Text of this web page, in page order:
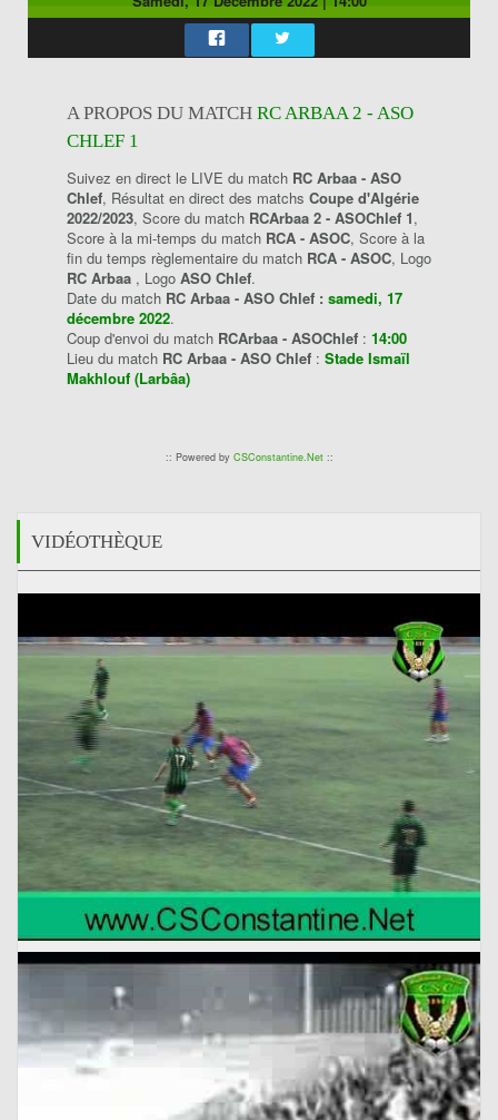
A PROPOS DU MATCH RC ARBAA 2 - ASO
CHLEF 1
Suivez en direct le LIVE du match RC Arbaa - ASO
Chlef, Résultat en direct des matchs Coupe d'Algérie
2022/2023, Score du match RCArbaa 2 - ASOChlef 1,
Score à la mi-temps du match RCA - ASOC, Score à la
fin du temps règlementaire du match RCA - ASOC, Logo
RC Arbaa , Logo ASO Chlef.
Date du match RC Arbaa - ASO Chlef : samedi, 17
décembre 2022.
Coup d'envoi du match RCArbaa - ASOChlef : 14:00
Lieu du match RC Arbaa - ASO Chlef : Stade Ismaïl
Makhlouf (Larbâa)
:: Powered by CSConstantine.Net::
VIDÉOTHÈQUE